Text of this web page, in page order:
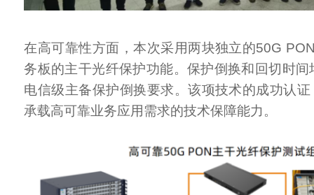
在高可靠性方面，本次采用两块独立的50G
务板的主干光纤保护功能。保护倒换和回切时
电信级主备保护倒换要求。该项技术的成功认
承载高可靠业务应用需求的技术保障能力。